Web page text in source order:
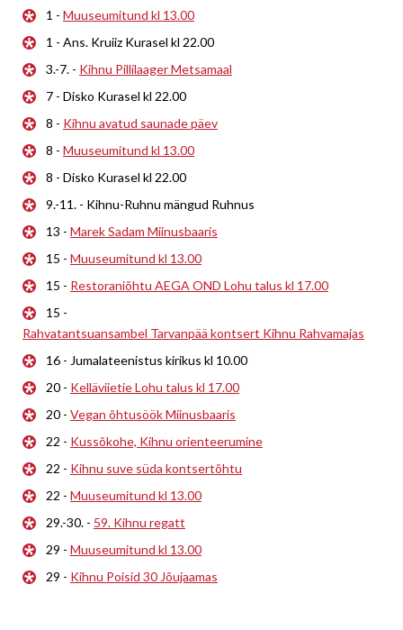
1 - Muuseumitund kl 13.00
1 - Ans. Kruiiz Kurasel kl 22.00
3.-7. - Kihnu Pillilaager Metsamaal
7 - Disko Kurasel kl 22.00
8 - Kihnu avatud saunade päev
8 - Muuseumitund kl 13.00
8 - Disko Kurasel kl 22.00
9.-11. - Kihnu-Ruhnu mängud Ruhnus
13 - Marek Sadam Miinusbaaris
15 - Muuseumitund kl 13.00
15 - Restoraniõhtu AEGA OND Lohu talus kl 17.00
15 -
Rahvatantsuansambel Tarvanpää kontsert Kihnu Rahvamajas
16 - Jumalateenistus kirikus kl 10.00
20 - Kelläviietie Lohu talus kl 17.00
20 - Vegan õhtusöök Miinusbaaris
22 - Kussõkohe, Kihnu orienteerumine
22 - Kihnu suve süda kontsertõhtu
22 - Muuseumitund kl 13.00
29.-30. - 59. Kihnu regatt
29 - Muuseumitund kl 13.00
29 - Kihnu Poisid 30 Jõujaamas